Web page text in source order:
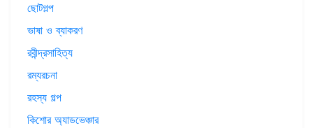
ছোটগল্প
ভাষা ও ব্যাকরণ
রবীন্দ্রসাহিত্য
রম্যরচনা
রহস্য গল্প
কিশোর অ্যাডভেঞ্চার